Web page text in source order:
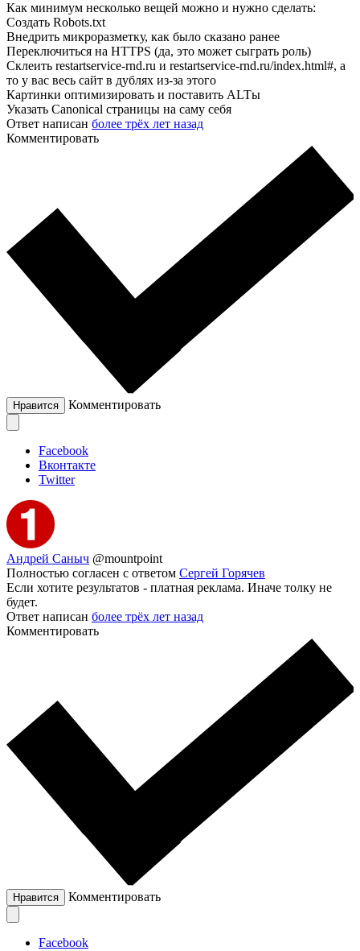
Как минимум несколько вещей можно и нужно сделать:
Создать Robots.txt
Внедрить микроразметку, как было сказано ранее
Переключиться на HTTPS (да, это может сыграть роль)
Склеить restartservice-rnd.ru и restartservice-rnd.ru/index.html#, а
то у вас весь сайт в дублях из-за этого
Картинки оптимизировать и поставить ALTы
Указать Canonical страницы на саму себя
Ответ написан более трёх лет назад
Комментировать
Нравится Комментировать
Facebook
Вконтакте
Twitter
Андрей Саныч @mountpoint
Полностью согласен с ответом Сергей Горячев
Если хотите результатов - платная реклама. Иначе толку не
будет.
Ответ написан более трёх лет назад
Комментировать
Нравится Комментировать
Facebook